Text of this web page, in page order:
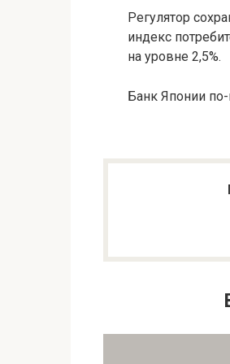
Регулятор
индекс
на уровне 2,5%.
Банк Японии